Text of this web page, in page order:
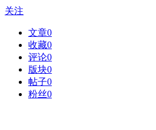
关注
文章0
收藏0
评论0
版块0
帖子0
粉丝0